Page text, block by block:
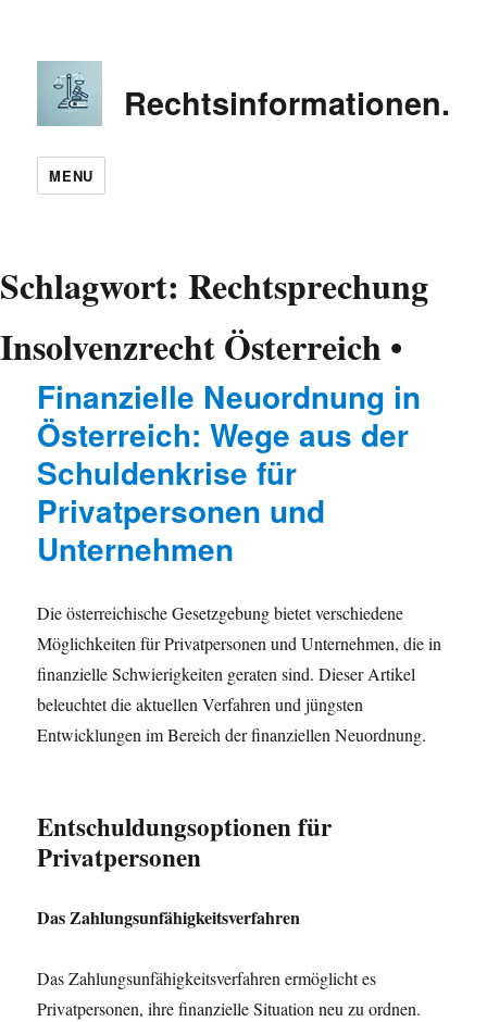
MENU
Schlagwort: Rechtsprechung
Insolvenzrecht Österreich •
Finanzielle Neuordnung in
Österreich: Wege aus der
Schuldenkrise für
Privatpersonen und
Unternehmen
Die österreichische Gesetzgebung bietet verschiedene
Möglichkeiten für Privatpersonen und Unternehmen, die in
finanzielle Schwierigkeiten geraten sind. Dieser Artikel
beleuchtet die aktuellen Verfahren und jüngsten
Entwicklungen im Bereich der finanziellen Neuordnung.
Entschuldungsoptionen für
Privatpersonen
Das Zahlungsunfähigkeitsverfahren
Das Zahlungsunfähigkeitsverfahren ermöglicht es
Privatpersonen, ihre finanzielle Situation neu zu ordnen.